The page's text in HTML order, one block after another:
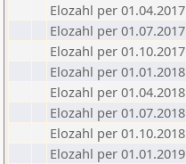
Elozahl per 01.04.2017
Elozahl per 01.07.2017
Elozahl per 01.10.2017
Elozahl per 01.01.2018
Elozahl per 01.04.2018
Elozahl per 01.07.2018
Elozahl per 01.10.2018
Elozahl per 01.01.2019